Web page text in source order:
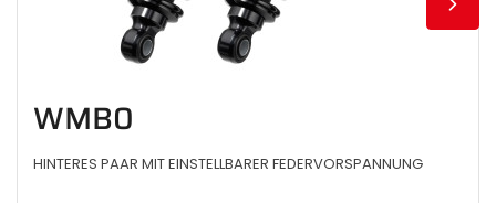
WMB0
HINTERES PAAR MIT EINSTELLBARER FEDERVORSPANNUNG